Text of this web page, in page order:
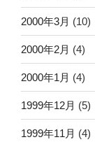
2000年3月 (10)
2000年2月 (4)
2000年1月 (4)
1999年12月 (5)
1999年11月 (4)